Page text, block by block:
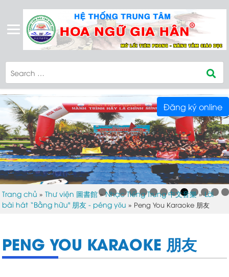
Trang chủ »Thư viện 圖書館»Nhạc Tiếng Trung 中文音樂»Lời
bài hát “Bằng hữu" 朋友 - péng yǒu » Peng You Karaoke 朋友
PENG YOU KARAOKE 朋友
Đăng ký online